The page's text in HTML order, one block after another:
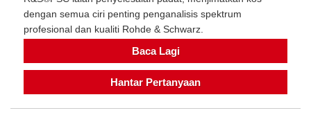
dengan semua ciri penting penganalisis spektrum
profesional dan kualiti Rohde & Schwarz.
Baca Lagi
Hantar Pertanyaan